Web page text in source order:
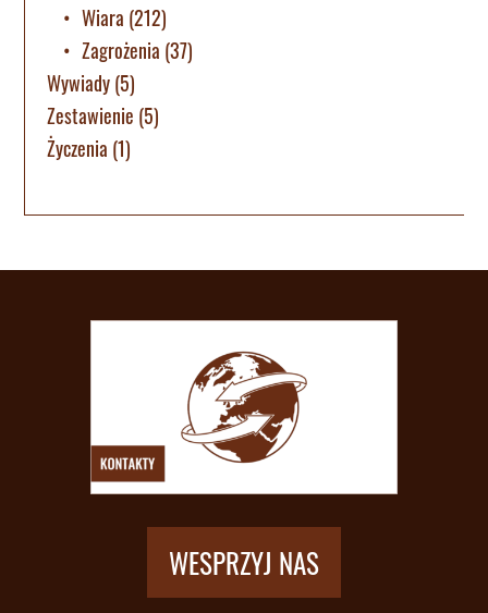
Wiara (212)
Zagrożenia (37)
Wywiady(5)
Zestawienie (5)
Życzenia (1)
WESPRZYJ NAS